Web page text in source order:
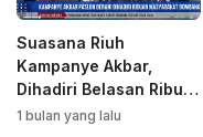
Suasana Riuh
Kampanye Akbar,
Dihadiri Belasan Ribu
Warga Bombana
1 bulan yang lalu